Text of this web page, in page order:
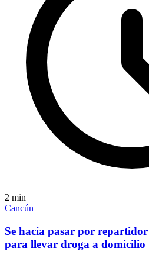
2 min
Cancún
Se hacía pasar por
para llevar droga a domicilio